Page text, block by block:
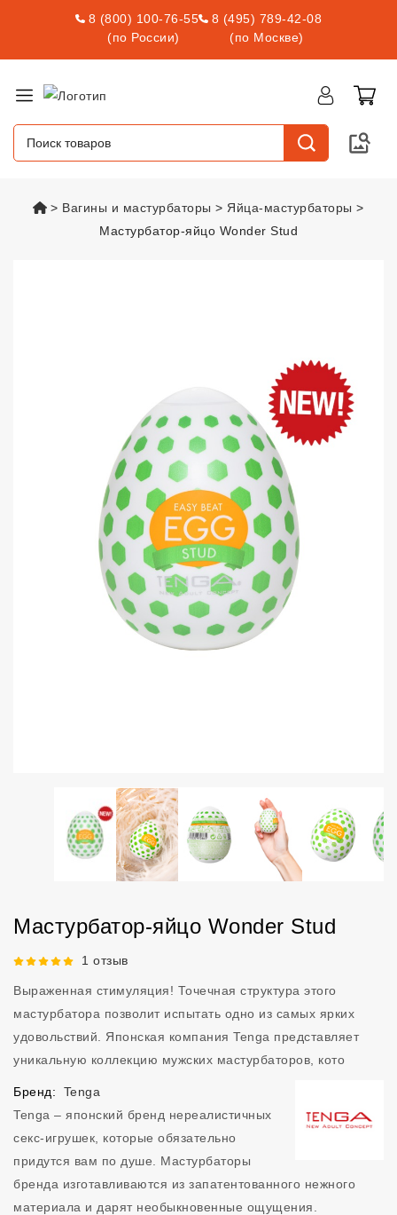
8 (800) 100-76-55
(по России)
8 (495) 789-42-08
(по Москве)
vsexshop.ru
Вагины и мастурбаторы
Яйца-мастурбаторы
Мастурбатор-яйцо Wonder Stud
Мастурбатор-яйцо Wonder Stud
Рейтинг 5 из 5.1 отзыв
Выраженная стимуляция! Точечная структура этого
мастурбатора позволит испытать одно из самых ярких
удовольствий. Японская компания Tenga представляет
уникальную коллекцию мужских мастурбаторов, кото
Бренд:
Tenga
Tenga – японский бренд нереалистичных
секс-игрушек, которые обязательно
придутся вам по душе. Мастурбаторы
бренда изготавливаются из запатентованного нежного
материала и дарят необыкновенные ощущения.